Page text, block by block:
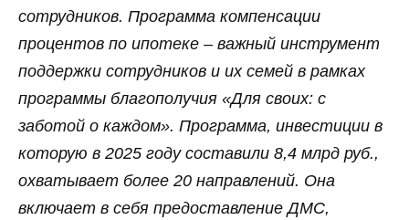
сотрудников. Программа компенсации
процентов по ипотеке – важный инструмент
поддержки сотрудников и их семей в рамках
программы благополучия «Для своих: с
заботой о каждом». Программа, инвестиции в
которую в 2025 году составили 8,4 млрд руб.,
охватывает более 20 направлений. Она
включает в себя предоставление ДМС,